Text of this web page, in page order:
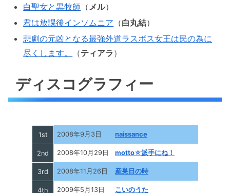
白聖女と黒牧師 （ メル）
君は放課後インソムニア （白丸結）
悲劇の元凶となる最強外道ラスボス女王は民の為に
尽くします。
（ティアラ ）
ディスコグラフィー
1st 2008年9月3日 naissance
2nd 2008年10月29日 motto☆派手にね！
3rd 2008年11月26日 産巣日の時
4th 2009年5月13日 こいのうた